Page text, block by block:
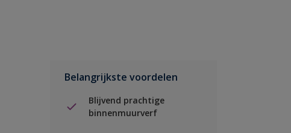
Belangrijkste voordelen
Blijvend prachtige
binnenmuurverf